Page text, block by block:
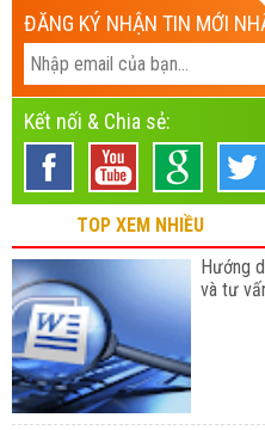
ĐĂNG KÝ NHẬN TIN MỚI
Kết nối & Chia sẻ:
TOP XEM NHIỀU
Hướng
và tư